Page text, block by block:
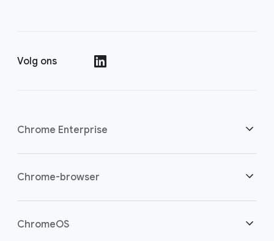
Volg ons
Chrome Enterprise
Beveiliging
Chrome-browser
Overzicht
ChromeOS